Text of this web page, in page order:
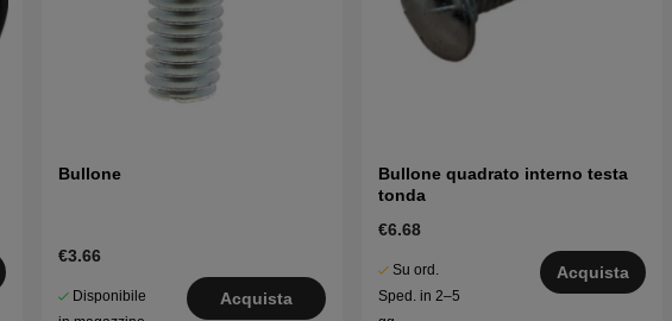
Bullone
€3.66
Disponibile
Acquista
Bullone quadrato interno testa
tonda
€6.68
Su ord.
Sped. in 2–5
Acquista